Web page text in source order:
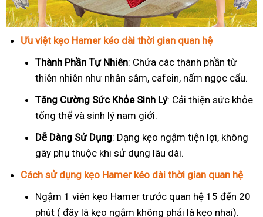
Ưu việt kẹo Hamer kéo dài thời gian quan hệ
Thành Phần Tự Nhiên: Chứa các thành phần từ
thiên nhiên như nhân sâm, cafein, nấm ngọc cẩu.
Tăng Cường Sức Khỏe Sinh Lý: Cải thiện sức khỏe
tổng thể và sinh lý nam giới.
Dễ Dàng Sử Dụng: Dạng kẹo ngậm tiện lợi, không
gây phụ thuộc khi sử dụng lâu dài.
Cách sử dụng kẹo Hamer kéo dài thời gian quan hệ
Ngậm 1 viên kẹo Hamer trước quan hệ 15 đến 20
phút ( đây là kẹo ngậm không phải là kẹo nhai).